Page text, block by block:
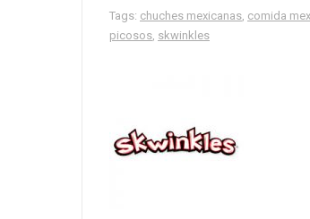
Tags: chuches mexicanas, comida
picosos, skwinkles